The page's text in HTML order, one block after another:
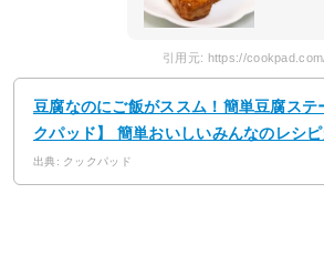
引用元: https://
豆腐なのにご飯がススム！簡単豆腐ス
クパッド】 簡単おいしいみんなのレシ
出典: クックパッド